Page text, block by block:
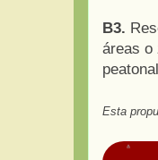
B3.
áreas o
Esta